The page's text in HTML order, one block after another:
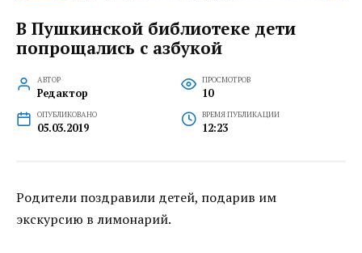
В Пушкинской библиотеке дети
попрощались с азбукой
АВТОР
Редактор
ПРОСМОТРОВ
10
ОПУБЛИКОВАНО
05.03.2019
ВРЕМЯ ПУБЛИКАЦИИ
12:23
Родители поздравили детей, подарив им
экскурсию в лимонарий.